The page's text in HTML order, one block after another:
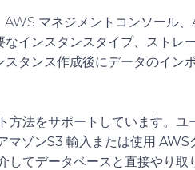
マネジメントコンソール
インスタンスタイプ、ストレ
タンス作成後にデータのイン
法をサポートしています。ユ
マゾンS3 輸入または使用 AWS
てデータベースと直接やり取